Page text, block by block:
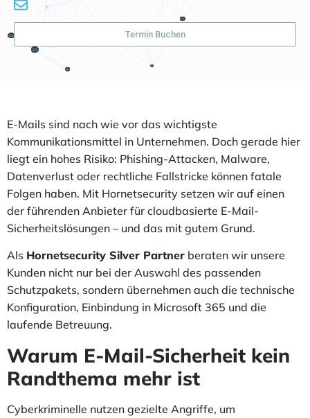
Termin Buchen
E-Mails sind nach wie vor das wichtigste
Kommunikationsmittel in Unternehmen. Doch gerade hier
liegt ein hohes Risiko: Phishing-Attacken, Malware,
Datenverlust oder rechtliche Fallstricke können fatale
Folgen haben. Mit Hornetsecurity setzen wir auf einen
der führenden Anbieter für cloudbasierte E-Mail-
Sicherheitslösungen – und das mit gutem Grund.
Als Hornetsecurity Silver Partner beraten wir unsere
Kunden nicht nur bei der Auswahl des passenden
Schutzpakets, sondern übernehmen auch die technische
Konfiguration, Einbindung in Microsoft 365 und die
laufende Betreuung.
Warum E-Mail-Sicherheit kein
Randthema mehr ist
Cyberkriminelle nutzen gezielte Angriffe, um